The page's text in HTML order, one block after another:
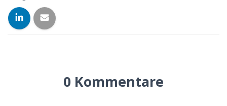
0 Kommentare